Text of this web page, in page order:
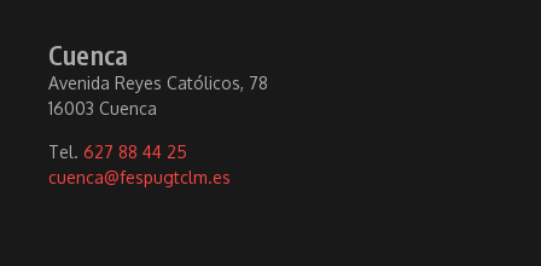
Cuenca
Avenida Reyes Católicos, 78
16003 Cuenca
Tel. 627 88 44 25
cuenca@fespugtclm.es